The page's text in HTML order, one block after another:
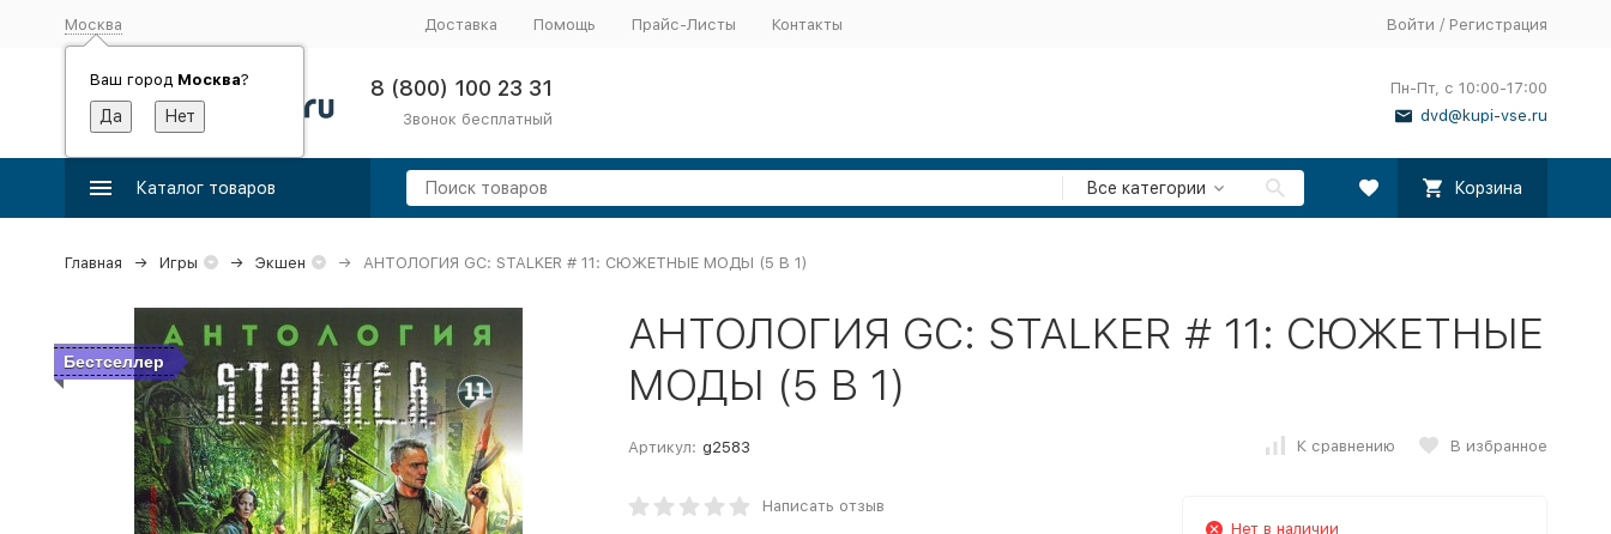
Москва
Ваш город Москва?
Доставка Помощь Прайс-Листы Контакты Войти / Регистрация
8 (800) 100 23 31
Звонок бесплатный
Пн-Пт, с 10:00-17:00
dvd@kupi-vse.ru
Каталог товаров Все категории Корзина
Главная Игры Экшен АНТОЛОГИЯ GC: STALKER # 11: СЮЖЕТНЫЕ МОДЫ (5 В 1)
Бестселлер
АНТОЛОГИЯ GC: STALKER # 11: СЮЖЕТНЫЕ
МОДЫ (5 В 1)
Артикул: g2583 К сравнению В избранное
Написать отзыв
Нет в наличии